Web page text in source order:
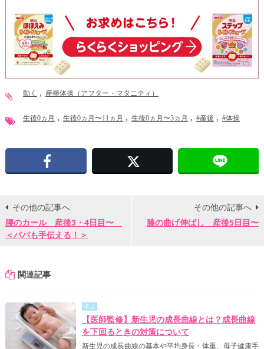
動く 産褥体操（アフター・マタニティ）
生後0ヵ月 生後0ヵ月〜11ヵ月 生後0ヵ月〜3ヵ月 #産後 #体操
その他の記事へ
腰のカール 産後3・4日目〜
＜パパも手伝える！＞
その他の記事へ
膝の曲げ伸ばし 産後5日目〜
関連記事
学ぶ
【医師監修】新生児の成長曲線とは？成長曲線
を下回るときの対策について
新生児の成長曲線の基本や平均身長・体重、母子健康手